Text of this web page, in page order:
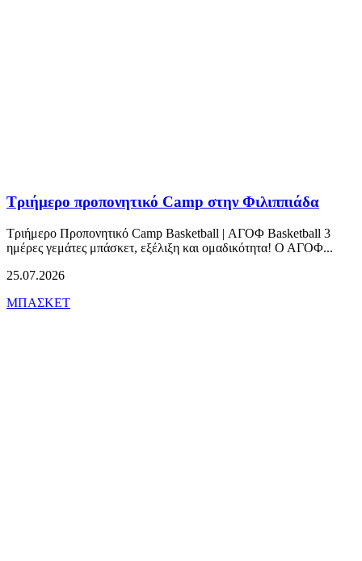
Τριήμερο προπονητικό Camp στην Φιλιππιάδα
Τριήμερο Προπονητικό Camp Basketball | ΑΓΟΦ Basketball 3
ημέρες γεμάτες μπάσκετ, εξέλιξη και ομαδικότητα! Ο ΑΓΟΦ...
25.07.2026
ΜΠΑΣΚΕΤ